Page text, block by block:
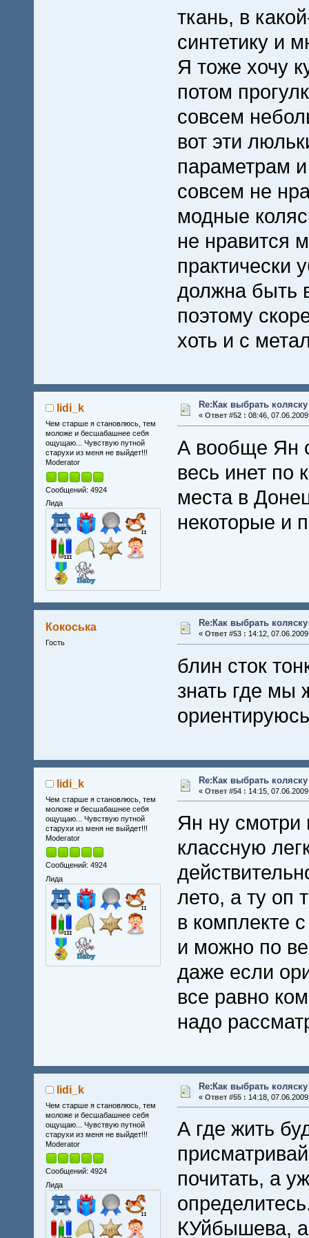
ткань, в
синтетику и
Я тоже хочу
потом
совсем
вот эти
параметрам
совсем не
модные
не нравится
практически
должна быть
поэтому
хоть и с
lidi_k
Чем старше я становлюсь, тем
моложе и бесшабашнее себя
ощущаю... Чувствую путной
старухи из меня не выйдет!!!
Moderator
Сообщений: 4924
Лида
Re:Как выбрать коляску
« Ответ #52 : 08:46,
А вообще Ян
весь инет по
места в
некоторые и
Кокоська
Гость
Re:Как выбрать коляску
« Ответ #53 : 14:12,
блин сток
знать где мы
lidi_k
Чем старше я становлюсь, тем
моложе и бесшабашнее себя
ощущаю... Чувствую путной
старухи из меня не выйдет!!!
Moderator
Сообщений: 4924
Лида
Re:Как выбрать коляску
« Ответ #54 : 14:15,
Ян ну смотри
классную
лето, а ту оп
в комплекте
и можно по
даже если
все равно
надо
lidi_k
Чем старше я становлюсь, тем
моложе и бесшабашнее себя
ощущаю... Чувствую путной
старухи из меня не выйдет!!!
Moderator
Сообщений: 4924
Лида
Re:Как выбрать коляску
« Ответ #55 : 14:18,
А где жить
почитать, а
КУйбышева,